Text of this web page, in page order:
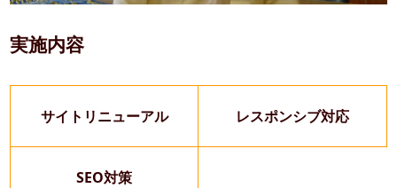
実施内容
サイトリニューアル レスポンシブ対応
SEO対策